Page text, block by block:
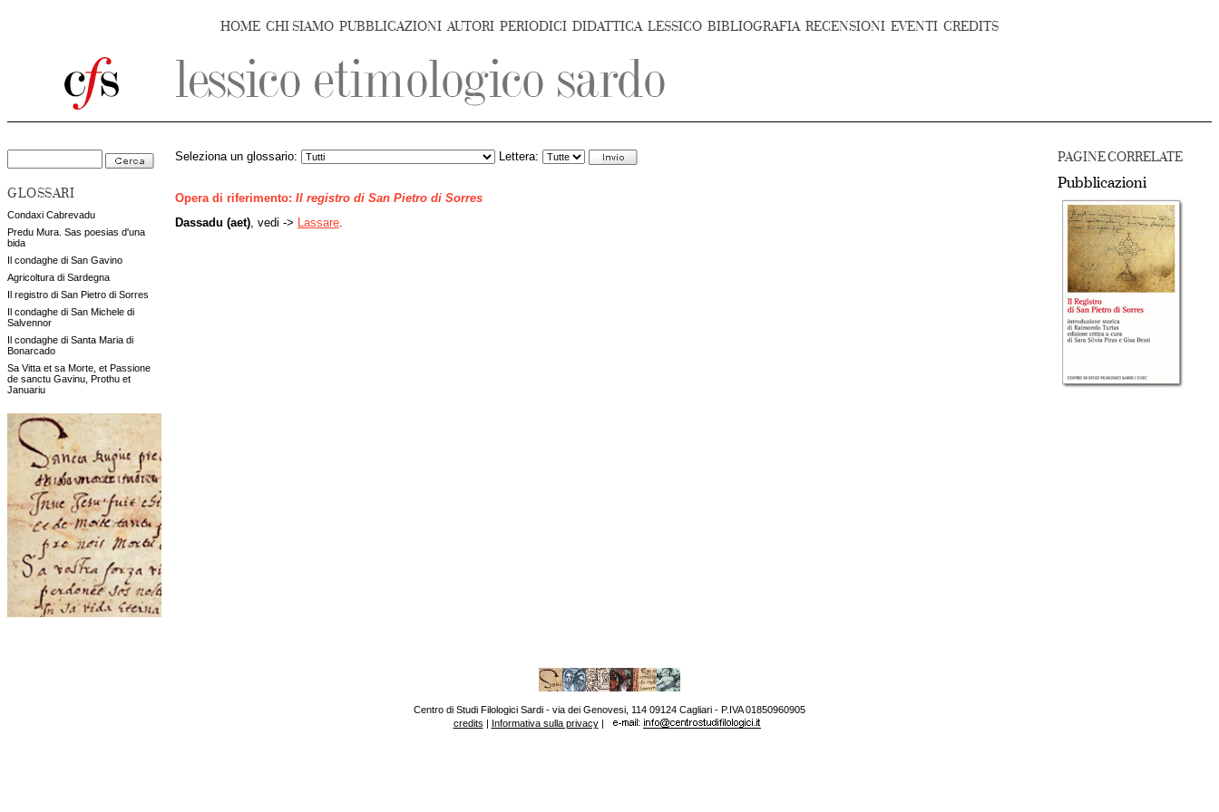
HOME CHI SIAMO PUBBLICAZIONI AUTORI PERIODICI DIDATTICA LESSICO BIBLIOGRAFIA RECENSIONI EVENTI CREDITS
GLOSSARI
Condaxi Cabrevadu
Predu Mura. Sas poesias d'una
bida
Il condaghe di San Gavino
Agricoltura di Sardegna
Il registro di San Pietro di Sorres
Il condaghe di San Michele di
Salvennor
Il condaghe di Santa Maria di
Bonarcado
Sa Vitta et sa Morte, et Passione
de sanctu Gavinu, Prothu et
Januariu
PAGINE CORRELATE
Pubblicazioni
Seleziona un glossario: Lettera:
Opera di riferimento: Il registro di San Pietro di Sorres
Dassadu (aet) , vedi -> Lassare
Centro di Studi Filologici Sardi - via dei Genovesi, 114 09124 Cagliari - P.IVA 01850960905
credits | Informativa sulla privacy|